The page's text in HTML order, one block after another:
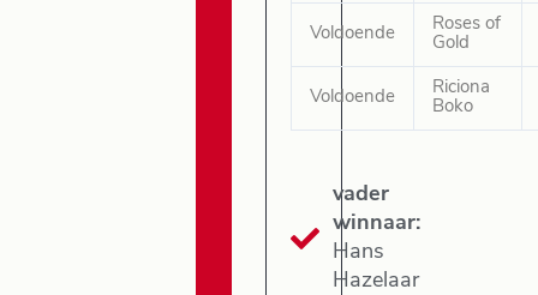
Voldoende
Roses of
Gold
Voldoende
Riciona
Boko
vader
winnaar:
Hans
Hazelaar